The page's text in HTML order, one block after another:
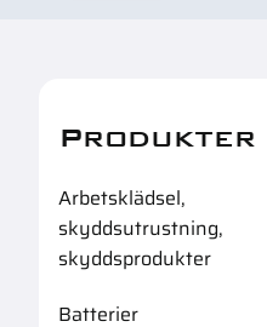
Produkter
Arbetsklädsel,
skyddsutrustning,
skyddsprodukter
Batterier